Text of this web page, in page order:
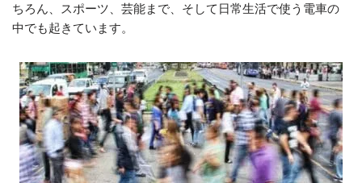
ちろん、スポーツ、芸能まで、そして日常生活で使う電車の
中でも起きています。